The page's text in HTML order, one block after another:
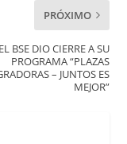
PRÓXIMO
EL BSE DIO CIERRE A SU
PROGRAMA “PLAZAS
– JUNTOS ES
MEJOR”